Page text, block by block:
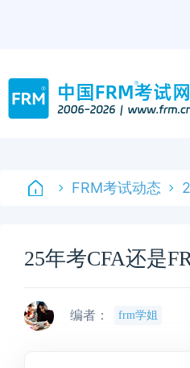
FRM考试动态
25年考CFA还是
编者： frm学姐